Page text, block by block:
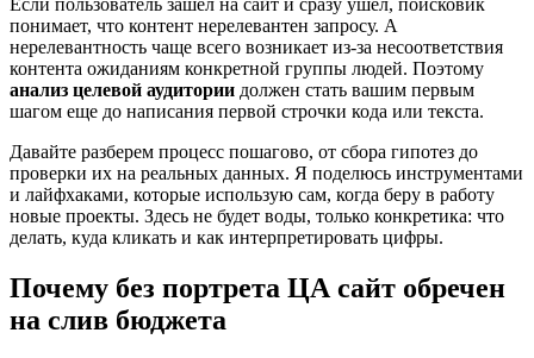
понимает, что контент нерелевантен запросу. А
нерелевантность чаще всего возникает из-за несоответствия
контента ожиданиям конкретной группы людей. Поэтому
анализ целевой аудитории должен стать вашим первым
шагом еще до написания первой строчки кода или текста.
Давайте разберем процесс пошагово, от сбора гипотез до
проверки их на реальных данных. Я поделюсь инструментами
и лайфхаками, которые использую сам, когда беру в работу
новые проекты. Здесь не будет воды, только конкретика: что
делать, куда кликать и как интерпретировать цифры.
Почему без портрета ЦА сайт обречен
на слив бюджета